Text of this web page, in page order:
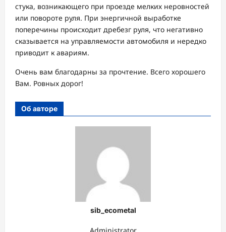
стука, возникающего при проезде мелких неровностей
или повороте руля. При энергичной выработке
поперечины происходит дребезг руля, что негативно
сказывается на управляемости автомобиля и нередко
приводит к авариям.
Очень вам благодарны за прочтение. Всего хорошего
Вам. Ровных дорог!
Об авторе
sib_ecometal